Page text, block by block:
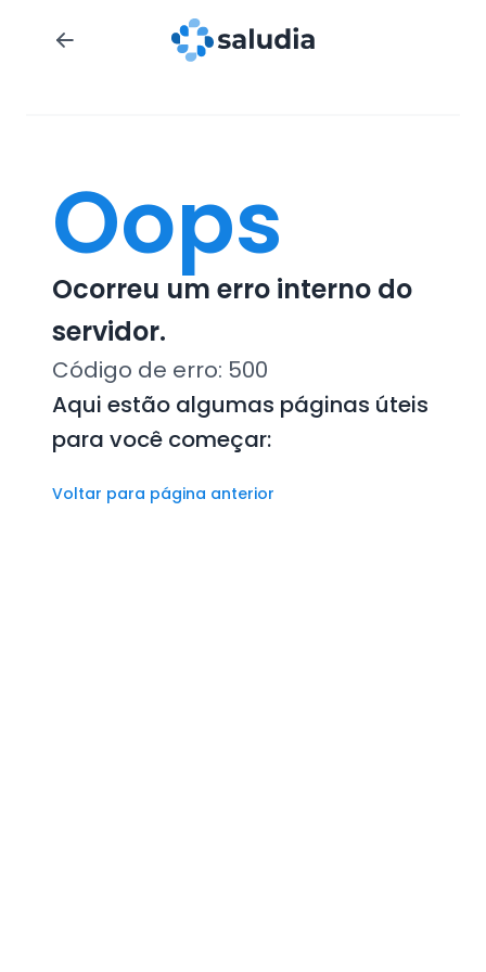
Oops
Ocorreu um erro interno do
servidor.
Código de erro: 500
Aqui estão algumas páginas úteis
para você começar:
Voltar para página anterior